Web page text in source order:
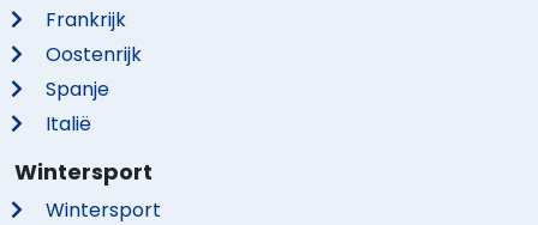
Frankrijk
Oostenrijk
Spanje
Italië
Wintersport
Wintersport